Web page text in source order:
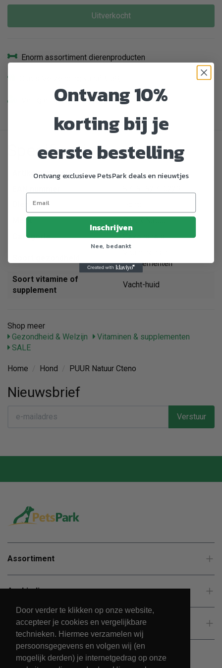
Door verder te klikken op onze website,
accepteer je cookies en vergelijkbare
technieken. Hiermee verzamelen wij
persoonsgegevens en volgen wij (en
mogelijk derden) je internetgedrag op onze
Uitverkocht
Enorm assortiment dierenproducten
Veilig en gemakkelijk betalen
Specificaties
Artikelnummer
764468
Merk
Categorie
Gezondheid
supplementen
Soort vitamine of
supplement
Vacht-huid
Shop meer
Gezondheid & Welzijn
Vitaminen & supplementen
SALE
Home Hond PUUR Natuur Cteno
Nieuwsbrief
Verstuur
Assortiment
Aanbiedingen
Klantenservice
Ontvang 10%
korting bij je
eerste bestelling
Ontvang exclusieve PetsPark deals en nieuwtjes
Inschrijven
Nee, bedankt